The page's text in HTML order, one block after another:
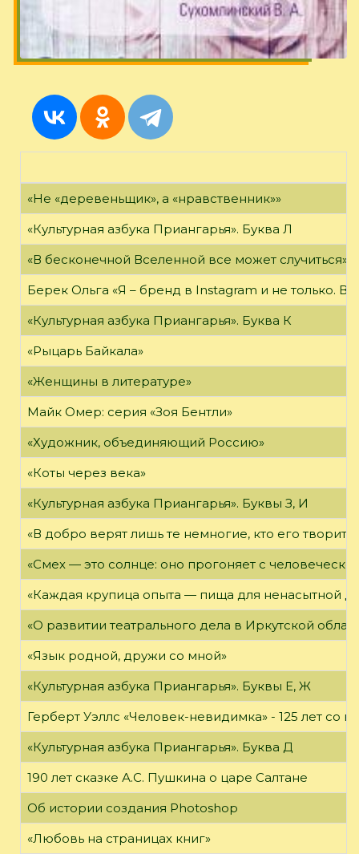
«Не «деревеньщик», а «нравственник»»
«Культурная азбука Приангарья». Буква Л
«В бесконечной Вселенной все может случиться»
Берек Ольга «Я – бренд в Instagram и не только.
«Культурная азбука Приангарья». Буква К
«Рыцарь Байкала»
«Женщины в литературе»
Майк Омер: серия «Зоя Бентли»
«Художник, объединяющий Россию»
«Коты через века»
«Культурная азбука Приангарья». Буквы З, И
«В добро верят лишь те немногие, кто его творит»
«Смех — это солнце: оно прогоняет с
«Каждая крупица опыта — пища для ненасытной
«О развитии театрального дела в Иркутской
«Язык родной, дружи со мной»
«Культурная азбука Приангарья». Буквы Е, Ж
Герберт Уэллс «Человек-невидимка» - 125 лет со
«Культурная азбука Приангарья». Буква Д
190 лет сказке А.С. Пушкина о царе Салтане
Об истории создания Photoshop
«Любовь на страницах книг»